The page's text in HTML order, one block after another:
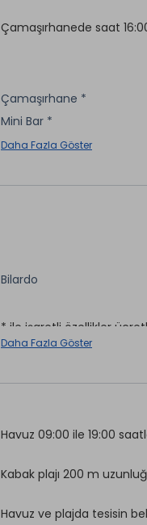
Çamaşırhanede saat
Çamaşırhane *
Mini Bar *
Daha Fazla Göster
Bilardo
* ile işaretli özellikler
Daha Fazla Göster
Havuz 09:00 ile 19:00
Kabak plajı 200 m
Havuz ve plajda tesisin